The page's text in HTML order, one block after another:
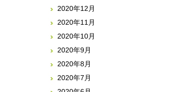
2020年12月
2020年11月
2020年10月
2020年9月
2020年8月
2020年7月